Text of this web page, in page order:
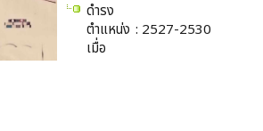
ดำรง
ตำแหน่ง
เมื่อ
: 2527-2530